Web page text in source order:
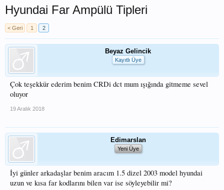
Hyundai Far Ampülü Tipleri
< Geri 1 2
Beyaz Gelincik
Kayıtlı Üye
Çok teşekkür ederim benim CRDi dct mum ışığında gitmeme sevel
oluyor
19 Aralık 2018
Edimarslan
Yeni Üye
İyi günler arkadaşlar benim aracım 1.5 dizel 2003 model hyundai
uzun ve kısa far kodlarını bilen var ise söyleyebilir mi?